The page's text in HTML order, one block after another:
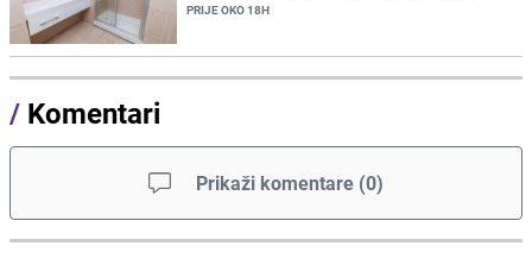
PRIJE OKO 18H
/ Komentari
Prikaži komentare (0)